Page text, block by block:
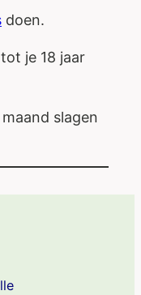
doen.
je 18 jaar
slagen